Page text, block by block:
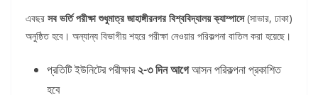
এবছর সব ভর্তি পরীক্ষা শুধুমাত্র জাহাঙ্গীরনগর বিশ্ববিদ্যালয় ক্যাম্পাসে(সাভার, ঢাকা)
অনুষ্ঠিত হবে। অন্যান্য বিভাগীয় শহরে পরীক্ষা নেওয়ার পরিকল্পনা বাতিল করা হয়েছে।
প্রতিটি ইউনিটের পরীক্ষার২-৩ দিন আগেআসন পরিকল্পনা প্রকাশিত
হবে